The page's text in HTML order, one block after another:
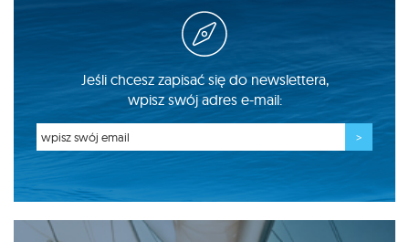
Jeśli chcesz zapisać się do newslettera,
wpisz swój adres e-mail: